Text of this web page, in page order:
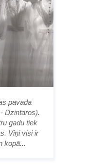
pavada
Dzintaros).
gadu tiek
Viņi visi ir
kopā...